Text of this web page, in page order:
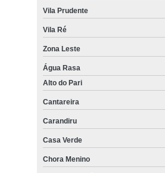
Vila Prudente
Vila Ré
Zona Leste
Água Rasa
Alto do Pari
Cantareira
Carandiru
Casa Verde
Chora Menino